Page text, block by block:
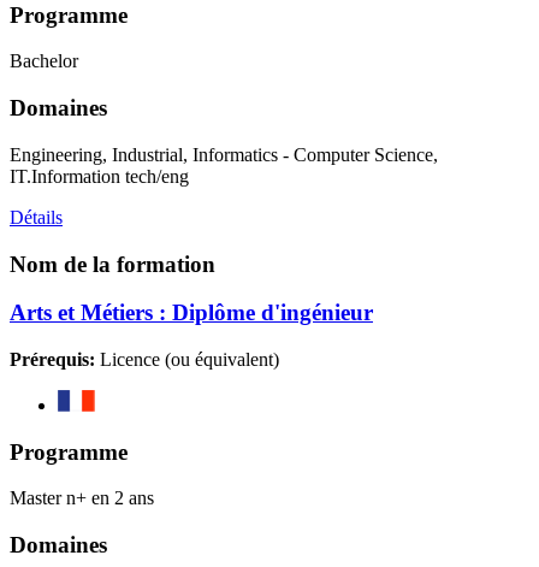
Programme
Bachelor
Domaines
Engineering, Industrial, Informatics - Computer Science,
IT.Information tech/eng
Détails
Nom de la formation
Arts et Métiers : Diplôme d'ingénieur
Prérequis: Licence (ou équivalent)
Programme
Master n+ en 2 ans
Domaines